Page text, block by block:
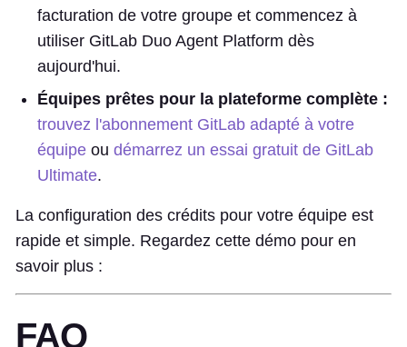
facturation de votre groupe et commencez à
utiliser GitLab Duo Agent Platform dès
aujourd'hui.
Équipes prêtes pour la plateforme complète :
trouvez l'abonnement GitLab adapté à votre
équipe ou démarrez un essai gratuit de GitLab
Ultimate.
La configuration des crédits pour votre équipe est
rapide et simple. Regardez cette démo pour en
savoir plus :
FAQ